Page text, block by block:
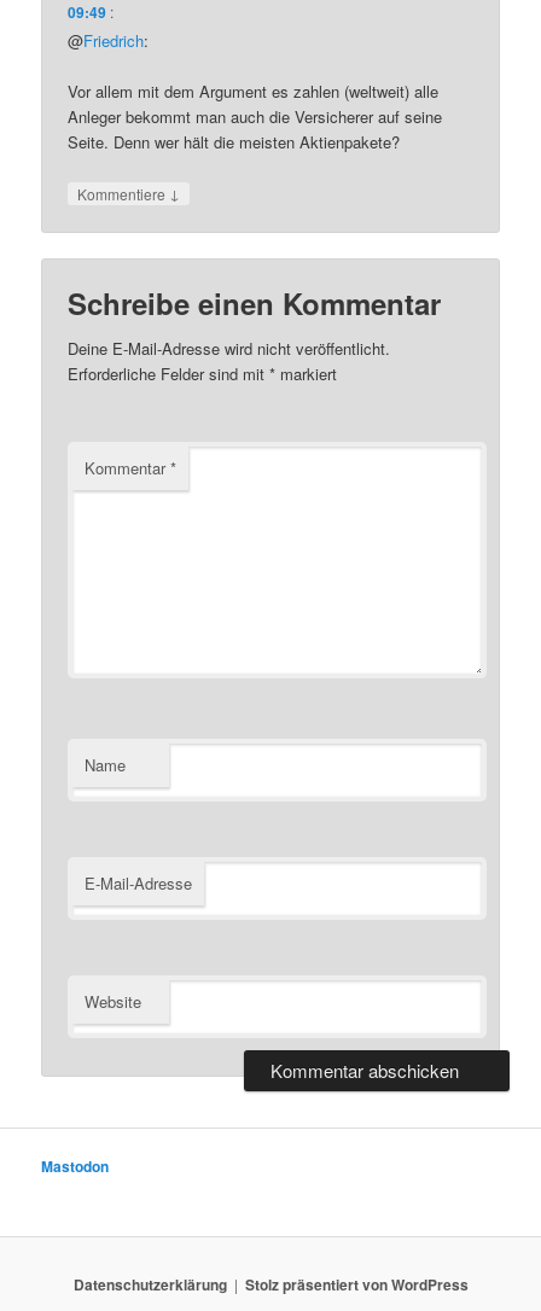
09:49 :
@Friedrich:
Vor allem mit dem Argument es zahlen (weltweit) alle
Anleger bekommt man auch die Versicherer auf seine
Seite. Denn wer hält die meisten Aktienpakete?
Kommentiere ↓
Schreibe einen Kommentar
Deine E-Mail-Adresse wird nicht veröffentlicht.
Erforderliche Felder sind mit* markiert
Kommentar*
Name
E-Mail-Adresse
Website
Mastodon
Datenschutzerklärung Stolz präsentiert von WordPress